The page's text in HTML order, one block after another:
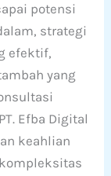
potensi
strategi
efektif,
yang
Efba Digital
keahlian